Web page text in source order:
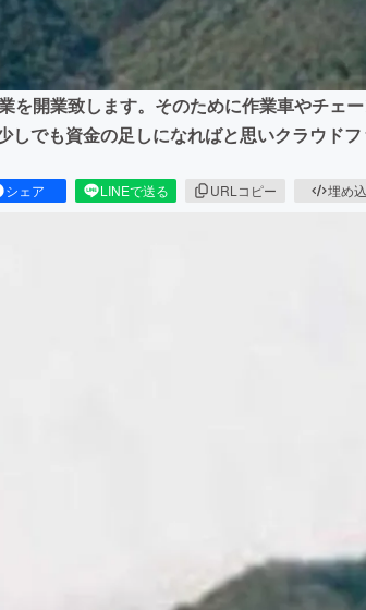
を開業致します。そのために作業車やチェ
しでも資金の足しになればと思いクラウド
シェア LINEで送る URLコピー 埋め